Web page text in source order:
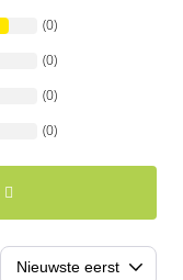
(0)
(0)
(0)
(0)